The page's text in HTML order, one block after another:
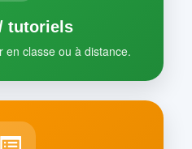
tutoriels
en classe ou à distance.